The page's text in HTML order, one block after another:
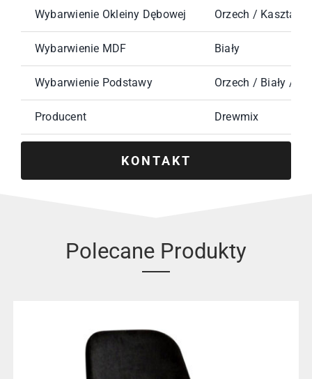
Wybarwienie Okleiny Dębowej Orzech / Kasztan
Wybarwienie MDF Biały
Wybarwienie Podstawy Orzech / Biały /
Producent Drewmix
KONTAKT
Polecane Produkty